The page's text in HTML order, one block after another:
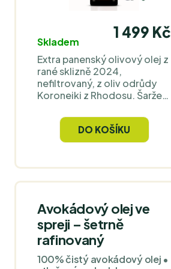
Skladem
1 499 Kč
Extra panenský olivový olej z
rané sklizně 2024,
nefiltrovaný, z oliv odrůdy
Koroneiki z Rhodosu. Šarže
polyfenolů dle laboratorní
analýzy. Polyfenoly v
olivovém oleji přispívají k
oxidativním stresem.
Příznivého účinku se
g olivového oleje.
DO KOŠÍKU
Avokádový olej ve
spreji – šetrně
rafinovaný
100% čistý avokádový olej •